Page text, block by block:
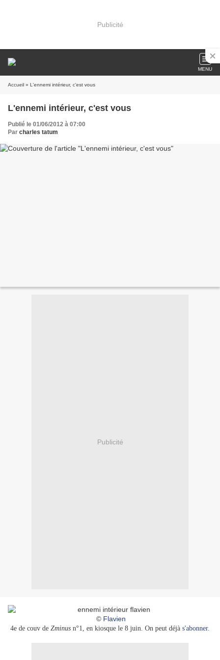
Publicité
MENU
Accueil » L'ennemi intérieur, c'est vous
L'ennemi intérieur, c'est vous
Publié le 01/06/2012 à 07:00
Par charles tatum
Publicité
© Flavien
4e de couv de Zminus n°1, en kiosque le 8 juin. On peut déjà s'abonner.